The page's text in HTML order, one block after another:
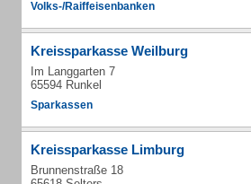
Volks-/Raiffeisenbanken
Kreissparkasse Weilburg
Im Langgarten 7
65594 Runkel
Sparkassen
Kreissparkasse Limburg
Brunnenstraße 18